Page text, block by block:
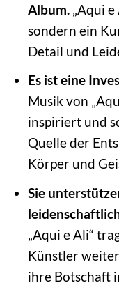
Album.„Aqui e
sondern ein
Detail und
Es ist eine
Musik von
inspiriert und
Quelle der
Körper und
Sie
„Aqui e Ali“
Künstler
ihre Botschaft